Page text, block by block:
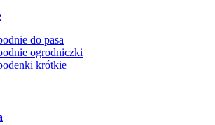
do pasa
ogrodniczki
krótkie